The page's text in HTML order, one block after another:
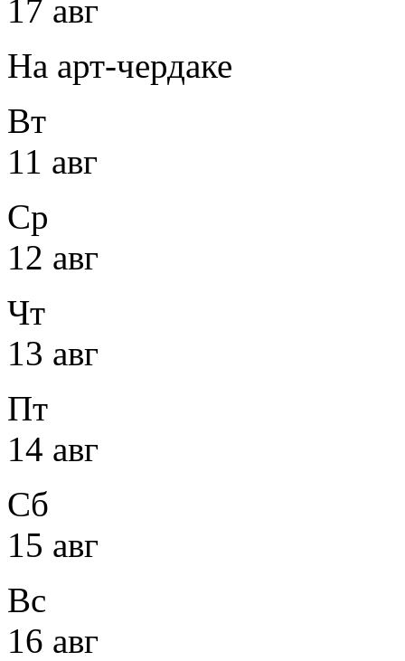
17 авг
На арт-чердаке
Вт
11 авг
Ср
12 авг
Чт
13 авг
Пт
14 авг
Сб
15 авг
Вс
16 авг